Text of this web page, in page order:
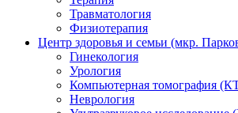
Травматология
Физиотерапия
Центр здоровья и семьи (мкр.
Гинекология
Урология
Компьютерная томография
Неврология